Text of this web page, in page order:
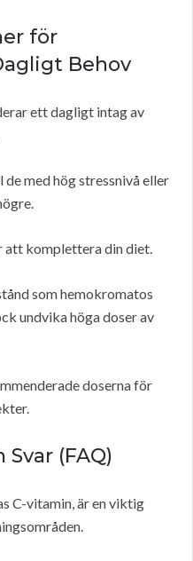
för
Behov
ett dagligt intag av
de med hög stressnivå eller
att komplettera din diet.
som hemokromatos
undvika höga doser av
doserna för
(FAQ)
C-vitamin, är en viktig